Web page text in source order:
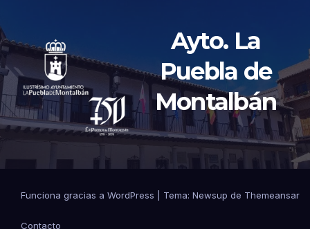
Ayto. La
Puebla de
Montalbán
Funciona gracias a WordPress Tema: Newsup de Themeansar
Contacto